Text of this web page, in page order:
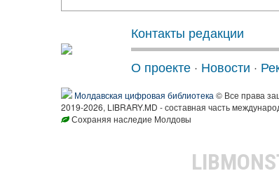
Контакты редакции
О проекте · Новости ·
Молдавская цифровая библиотека © Все права
2019-2026, LIBRARY.MD - составная часть
Сохраняя наследие Молдовы